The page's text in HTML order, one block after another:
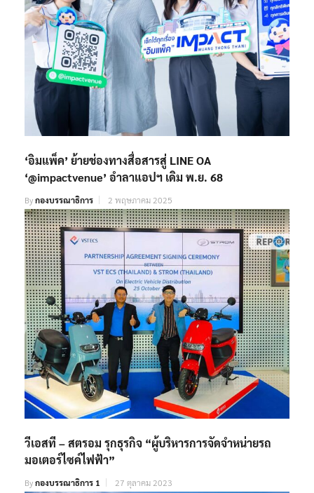
‘อิมแพ็ค’ ย้ายช่องทางสื่อสารสู่ LINE OA
‘@impactvenue’ อำลาแอปฯ เดิม พ.ย. 68
Byกองบรรณาธิการ 2 พฤษภาคม 2025
วีเอสที – สตรอม รุกธุรกิจ “ผู้บริหารการจัดจำหน่ายรถ
มอเตอร์ไซค์ไฟฟ้า”
Byกองบรรณาธิการ 1 27 ตุลาคม 2023